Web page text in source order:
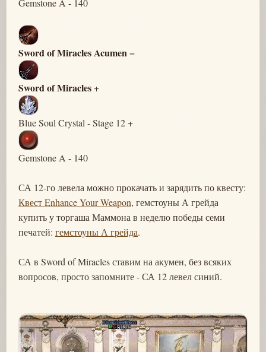
Sword of Miracles Acumen =
Sword of Miracles+
Blue Soul Crystal - Stage 12 +
Gemstone A - 140
СА 12-го левела можно прокачать и зарядить по квесту:
Квест Enhance Your Weapon, гемстоуны А грейда
купить у торгаша Маммона в неделю победы семи
печатей: гемстоуны А грейда.
СА в Sword of Miracles ставим на акумен, без всяких
вопросов, просто запомните - СА 12 левел синий.